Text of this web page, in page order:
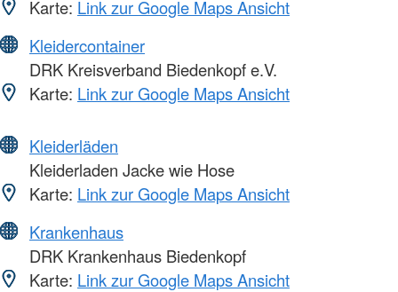
Karte: Link zur Google Maps Ansicht
Kleidercontainer
DRK Kreisverband Biedenkopf e.V.
Karte: Link zur Google Maps Ansicht
Kleiderläden
Kleiderladen Jacke wie Hose
Karte: Link zur Google Maps Ansicht
Krankenhaus
DRK Krankenhaus Biedenkopf
Karte: Link zur Google Maps Ansicht